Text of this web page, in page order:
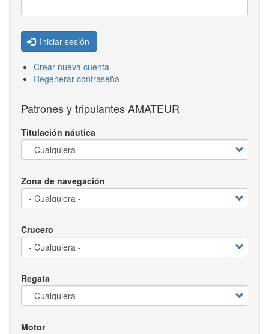
Iniciar sesión
Crear nueva cuenta
Regenerar contraseña
Patrones y tripulantes AMATEUR
Titulación náutica
Zona de navegación
Crucero
Regata
Motor